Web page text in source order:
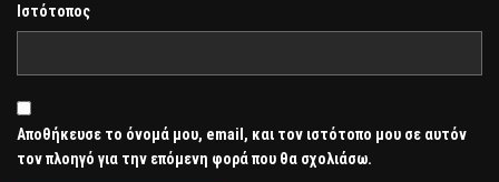
Ιστότοπος
Αποθήκευσε το όνομά μου, email, και τον ιστότοπο μου σε αυτόν
τον πλοηγό για την επόμενη φορά που θα σχολιάσω.